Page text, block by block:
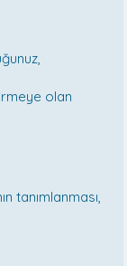
olan
tanımlanması,